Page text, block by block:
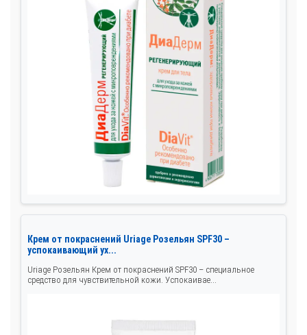
Крем от покраснений Uriage Розельян SPF30 –
успокаивающий ух...
Uriage Розельян Крем от покраснений SPF30 – специальное
средство для чувствительной кожи. Успокаивае...